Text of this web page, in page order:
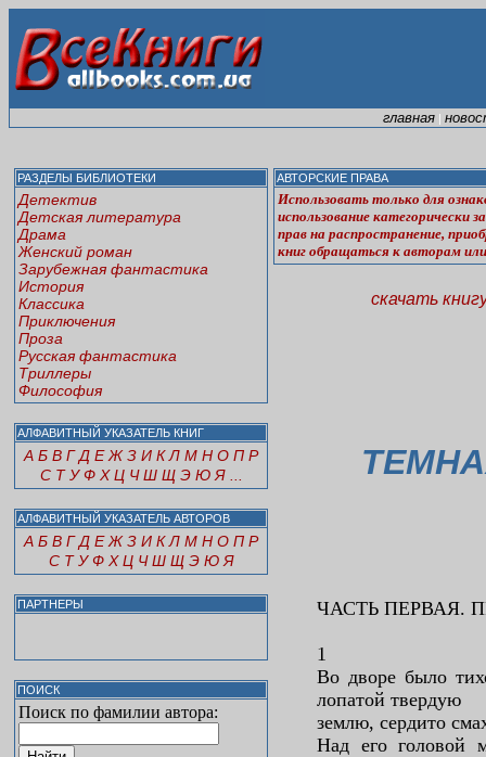
главная |
РАЗДЕЛЫ БИБЛИОТЕКИ
Детектив
Детская литература
Драма
Женский роман
Зарубежная фантастика
История
Классика
Приключения
Проза
Русская фантастика
Триллеры
Философия
АЛФАВИТНЫЙ УКАЗАТЕЛЬ КНИГ
А Б В Г Д Е Ж З И К Л М Н О П Р
С Т У Ф Х Ц Ч Ш Щ Э Ю Я
АЛФАВИТНЫЙ УКАЗАТЕЛЬ АВТОРОВ
А Б В Г Д Е Ж З И К Л М Н О П Р
С Т У Ф Х Ц Ч Ш Щ Э Ю Я
ПАРТНЕРЫ
ПОИСК
Поиск по фамилии автора:
АВТОРСКИЕ ПРАВА
Использовать только для
использование категорически
прав на распространение,
книг обращаться к авторам
скачать
ЧАСТЬ ПЕРВАЯ.
1
Во дворе было
лопатой твердую
землю, сердито
Над его головой